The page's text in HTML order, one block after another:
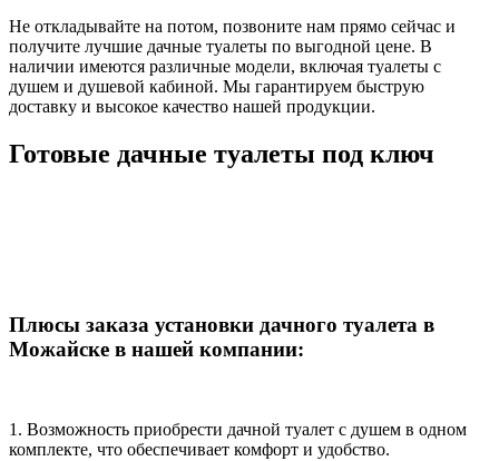
Не откладывайте на потом, позвоните нам прямо сейчас и
получите лучшие дачные туалеты по выгодной цене. В
наличии имеются различные модели, включая туалеты с
душем и душевой кабиной. Мы гарантируем быструю
доставку и высокое качество нашей продукции.
Готовые дачные туалеты под ключ
Плюсы заказа установки дачного туалета в
Можайске в нашей компании:
1. Возможность приобрести дачной туалет с душем в одном
комплекте, что обеспечивает комфорт и удобство.